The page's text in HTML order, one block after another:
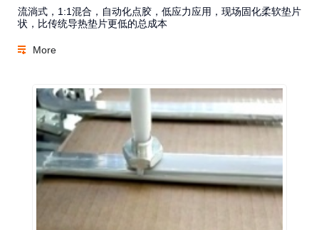
流淌式，1:1混合，自动化点胶，低应力应用，现场固化柔软垫片
状，比传统导热垫片更低的总成本
More